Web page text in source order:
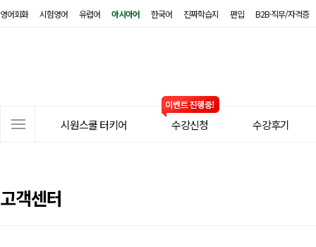
영어회화 시험영어 유럽어 아시아어 한국어 진짜학습지 편입 B2B·직무/자격증
시원스쿨 터키어 수강신청 수강후기
고객센터